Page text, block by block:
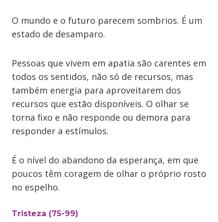
O mundo e o futuro parecem sombrios. É um
estado de desamparo.
Pessoas que vivem em apatia são carentes em
todos os sentidos, não só de recursos, mas
também energia para aproveitarem dos
recursos que estão disponíveis. O olhar se
torna fixo e não responde ou demora para
responder a estímulos.
É o nível do abandono da esperança, em que
poucos têm coragem de olhar o próprio rosto
no espelho.
Tristeza (75-99)